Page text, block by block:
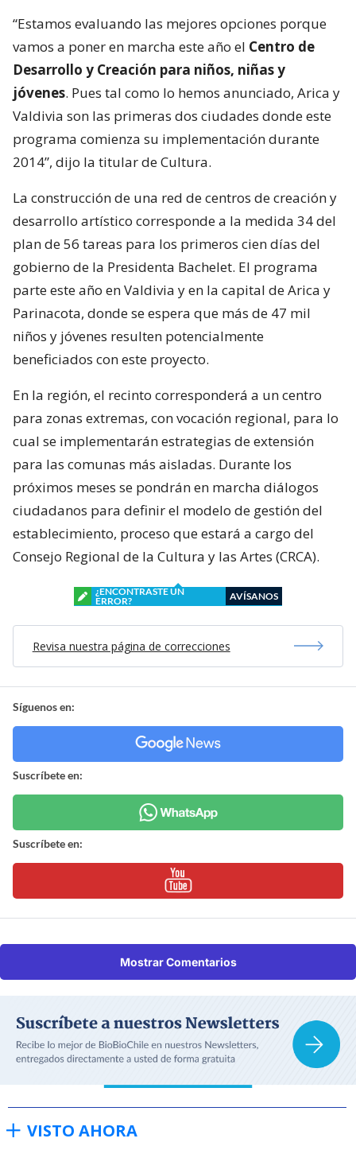
“Estamos evaluando las mejores opciones porque
vamos a poner en marcha este año el Centro de
Desarrollo y Creación para niños, niñas y
jóvenes. Pues tal como lo hemos anunciado, Arica y
Valdivia son las primeras dos ciudades donde este
programa comienza su implementación durante
2014”, dijo la titular de Cultura.
La construcción de una red de centros de creación y
desarrollo artístico corresponde a la medida 34 del
plan de 56 tareas para los primeros cien días del
gobierno de la Presidenta Bachelet. El programa
parte este año en Valdivia y en la capital de Arica y
Parinacota, donde se espera que más de 47 mil
niños y jóvenes resulten potencialmente
beneficiados con este proyecto.
En la región, el recinto corresponderá a un centro
para zonas extremas, con vocación regional, para lo
cual se implementarán estrategias de extensión
para las comunas más aisladas. Durante los
próximos meses se pondrán en marcha diálogos
ciudadanos para definir el modelo de gestión del
establecimiento, proceso que estará a cargo del
Consejo Regional de la Cultura y las Artes (CRCA).
¿ENCONTRASTE UN
ERROR?
AVÍSANOS
Revisa nuestra página de correcciones
Síguenos en:
Suscríbete en:
Suscríbete en:
Mostrar Comentarios
VISTO AHORA